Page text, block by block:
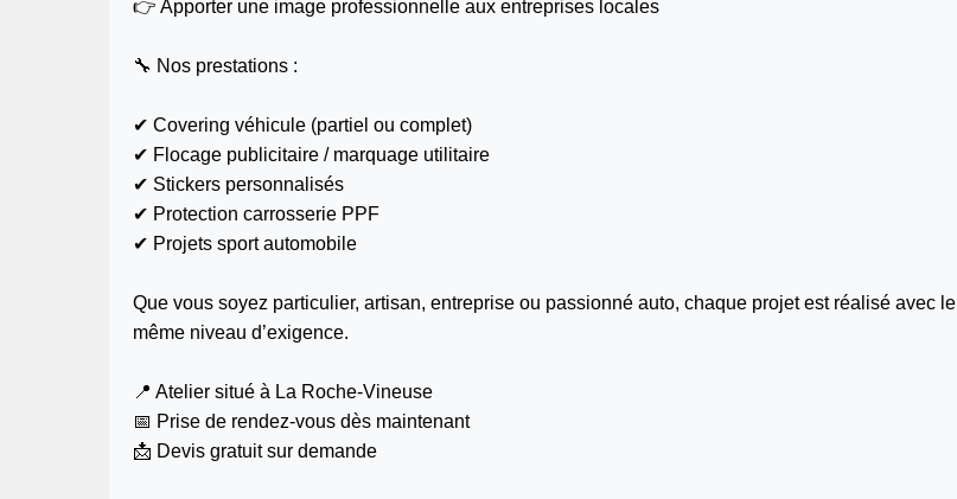
👉 Apporter une image professionnelle aux entreprises locales
🔧 Nos prestations :
✔ Covering véhicule (partiel ou complet)
✔ Flocage publicitaire / marquage utilitaire
✔ Stickers personnalisés
✔ Protection carrosserie PPF
✔ Projets sport automobile
Que vous soyez particulier, artisan, entreprise ou passionné auto, chaque projet est réalisé avec le
même niveau d’exigence.
📍 Atelier situé à La Roche-Vineuse
📅 Prise de rendez-vous dès maintenant
📩 Devis gratuit sur demande